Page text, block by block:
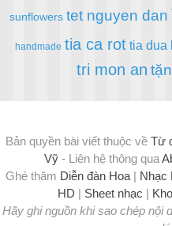
sunflowers tet nguyen dan
handmade tia ca rot tia dua
tri mon an
Bản quyền bài viết thuộc về Từ
Vỹ - Liên hệ thông qua
Ghé thăm Diễn đàn Hoa| Nhạc
HD | Sheet nhạc |
Hãy ghi nguồn khi sao chép nội